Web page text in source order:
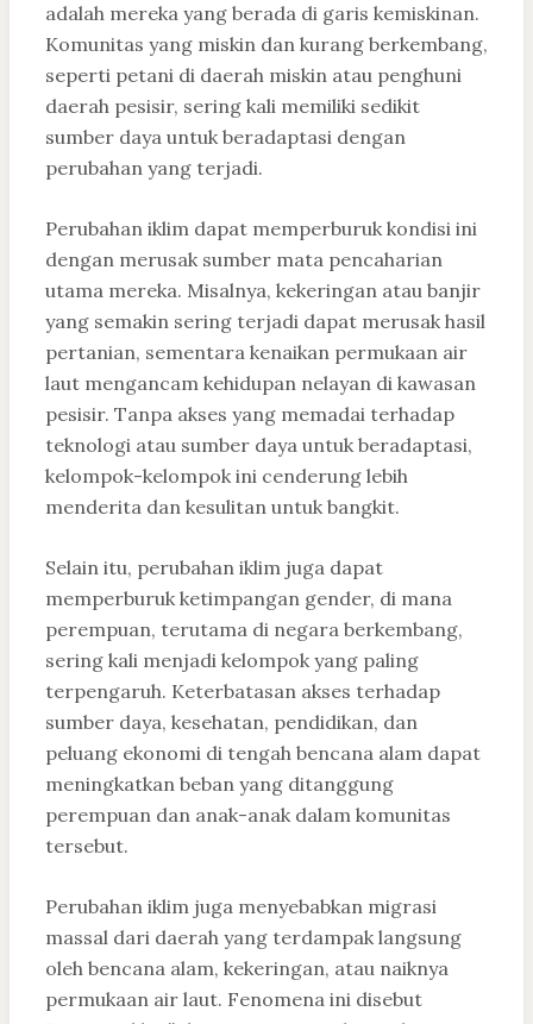
adalah mereka yang berada di garis kemiskinan.
Komunitas yang miskin dan kurang berkembang,
seperti petani di daerah miskin atau penghuni
daerah pesisir, sering kali memiliki sedikit
sumber daya untuk beradaptasi dengan
perubahan yang terjadi.
Perubahan iklim dapat memperburuk kondisi ini
dengan merusak sumber mata pencaharian
utama mereka. Misalnya, kekeringan atau banjir
yang semakin sering terjadi dapat merusak hasil
pertanian, sementara kenaikan permukaan air
laut mengancam kehidupan nelayan di kawasan
pesisir. Tanpa akses yang memadai terhadap
teknologi atau sumber daya untuk beradaptasi,
kelompok-kelompok ini cenderung lebih
menderita dan kesulitan untuk bangkit.
Selain itu, perubahan iklim juga dapat
memperburuk ketimpangan gender, di mana
perempuan, terutama di negara berkembang,
sering kali menjadi kelompok yang paling
terpengaruh. Keterbatasan akses terhadap
sumber daya, kesehatan, pendidikan, dan
peluang ekonomi di tengah bencana alam dapat
meningkatkan beban yang ditanggung
perempuan dan anak-anak dalam komunitas
tersebut.
Perubahan iklim juga menyebabkan migrasi
massal dari daerah yang terdampak langsung
oleh bencana alam, kekeringan, atau naiknya
permukaan air laut. Fenomena ini disebut